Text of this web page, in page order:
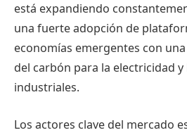
está expandiendo
una fuerte adopción de
economías emergentes con
del carbón para la electricidad
industriales.
Los actores clave del mercado